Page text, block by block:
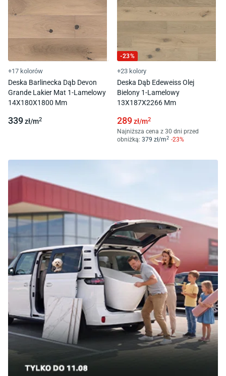
+17 kolorów
Deska Barlinecka Dąb Devon
Grande Lakier Mat 1-Lamelowy
14X180X1800 Mm
339zł/m2
-23%
+23 kolory
Deska Dąb Edeweiss Olej
Bielony 1-Lamelowy
13X187X2266 Mm
289zł/m2
Najniższa cena z 30 dni przed
obniżką: 379 zł/m2 -23%